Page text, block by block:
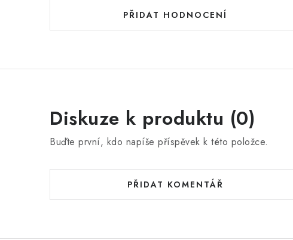
PŘIDAT HODNOCENÍ
Diskuze k produktu (0)
Buďte první, kdo napíše příspěvek k této položce.
PŘIDAT KOMENTÁŘ